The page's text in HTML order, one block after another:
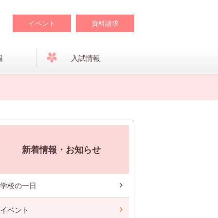
イベント 資料請求
入試情報
新着情報・お知らせ
学校の一日
イベント